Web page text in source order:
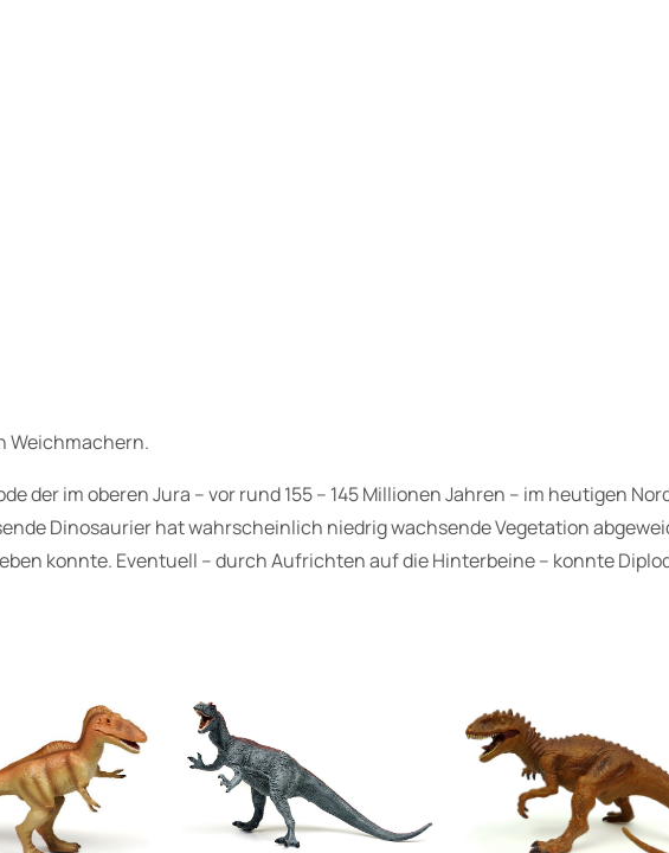
o
s
a
r
v
o
Weichmachern.
der im oberen Jura – vor rund 155 – 145 Millionen Jahren – im heutigen
Dinosaurier hat wahrscheinlich niedrig wachsende Vegetation
konnte. Eventuell – durch Aufrichten auf die Hinterbeine – konnte